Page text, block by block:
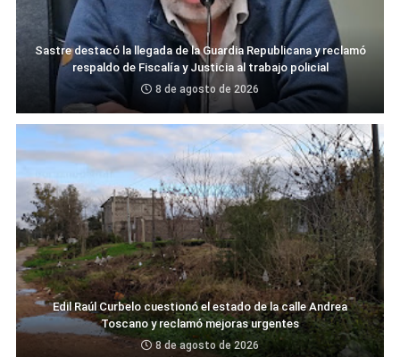
Sastre destacó la llegada de la Guardia Republicana y reclamó
respaldo de Fiscalía y Justicia al trabajo policial
8 de agosto de 2026
Edil Raúl Curbelo cuestionó el estado de la calle Andrea
Toscano y reclamó mejoras urgentes
8 de agosto de 2026